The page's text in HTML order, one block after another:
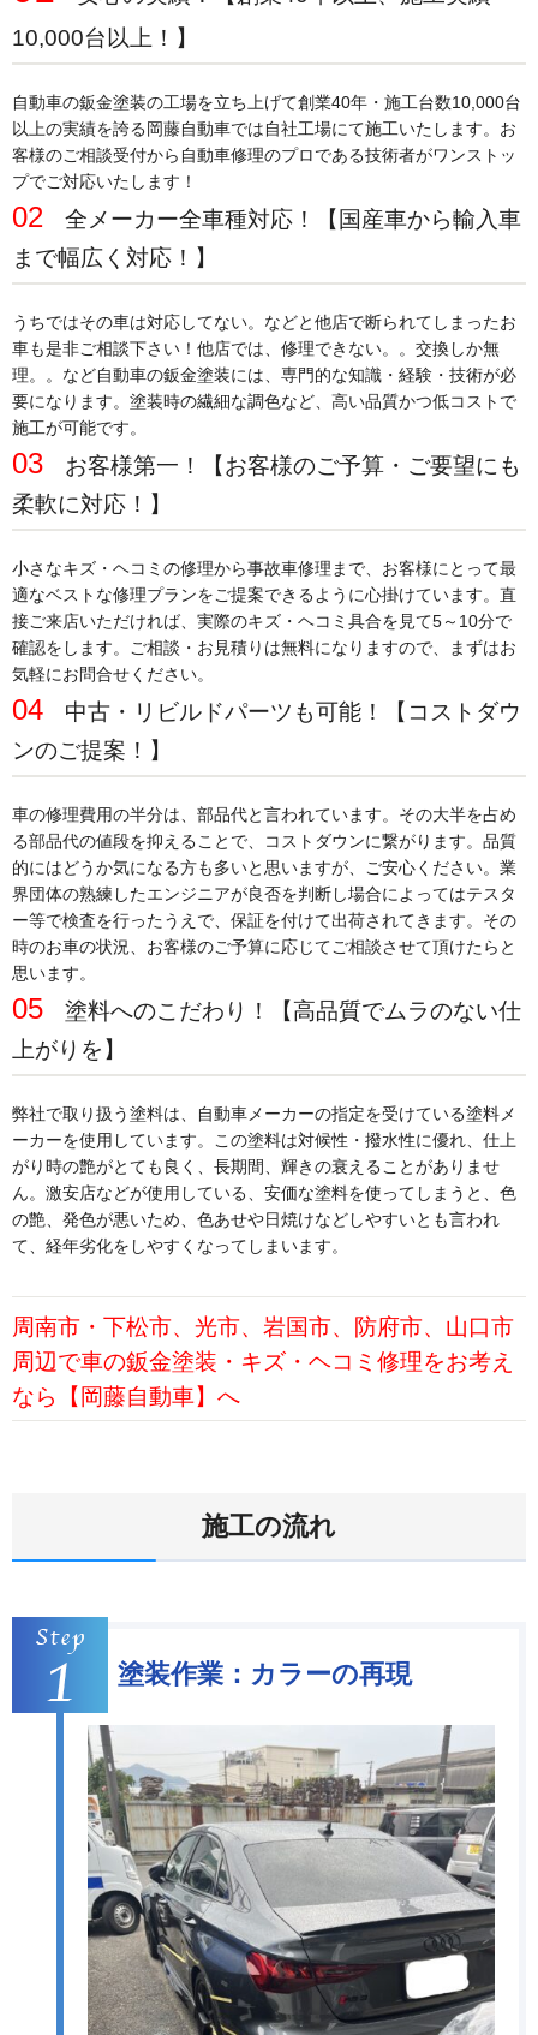
10,000台以上！】
自動車の鈑金塗装の工場を立ち上げて創業40年・施工台数10,000台
以上の実績を誇る岡藤自動車では自社工場にて施工いたします。お
客様のご相談受付から自動車修理のプロである技術者がワンストッ
プでご対応いたします！
02
全メーカー全車種対応！【国産車から輸入車
まで幅広く対応！】
うちではその車は対応してない。などと他店で断られてしまったお
車も是非ご相談下さい！他店では、修理できない。。交換しか無
理。。など自動車の鈑金塗装には、専門的な知識・経験・技術が必
要になります。塗装時の繊細な調色など、高い品質かつ低コストで
施工が可能です。
03 お客様第一！【お客様のご予算・ご要望にも
柔軟に対応！】
小さなキズ・ヘコミの修理から事故車修理まで、お客様にとって最
適なベストな修理プランをご提案できるように心掛けています。直
接ご来店いただければ、実際のキズ・ヘコミ具合を見て5～10分で
確認をします。ご相談・お見積りは無料になりますので、まずはお
気軽にお問合せください。
04
中古・リビルドパーツも可能！【コストダウ
ンのご提案！】
車の修理費用の半分は、部品代と言われています。その大半を占め
る部品代の値段を抑えることで、コストダウンに繋がります。品質
的にはどうか気になる方も多いと思いますが、ご安心ください。業
界団体の熟練したエンジニアが良否を判断し場合によってはテスタ
ー等で検査を行ったうえで、保証を付けて出荷されてきます。その
時のお車の状況、お客様のご予算に応じてご相談させて頂けたらと
思います。
05
塗料へのこだわり！【高品質でムラのない仕
上がりを 】
弊社で取り扱う塗料は、自動車メーカーの指定を受けている塗料メ
ーカーを使用しています。この塗料は対候性・撥水性に優れ、仕上
がり時の艶がとても良く、長期間、輝きの衰えることがありませ
ん。激安店などが使用している、安価な塗料を使ってしまうと、色
の艶、発色が悪いため、 色あせや日焼けなどしやすいとも言われ
て、経年劣化をしやすくなってしまいます。
周南市・下松市、光市、岩国市、防府市、山口市
周辺で車の鈑金塗装・キズ・ヘコミ修理をお考え
なら【岡藤自動車】へ
施工の流れ
塗装作業：カラーの再現